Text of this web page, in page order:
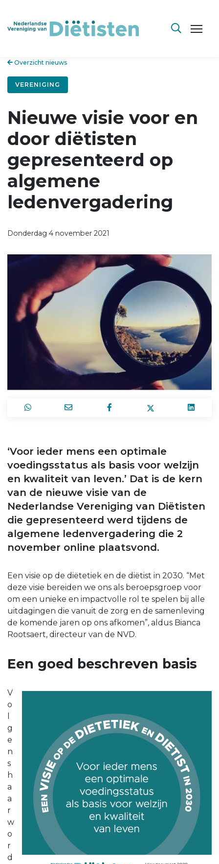
Overzicht nieuws
VERENIGING
Nieuwe visie voor en
door diëtisten
gepresenteerd op
algemene
ledenvergadering
Donderdag 4 november 2021
‘Voor ieder mens een optimale
voedingsstatus als basis voor welzijn
en kwaliteit van leven.’ Dat is de kern
van de nieuwe visie van de
Nederlandse Vereniging van Diëtisten
die gepresenteerd werd tijdens de
algemene ledenvergadering die 2
november online plaatsvond.
Een visie op de diëtetiek en de diëtist in 2030. “Met
deze visie bereiden we ons als beroepsgroep voor
om een unieke en impactvolle rol te spelen bij alle
uitdagingen die vanuit de zorg en de samenleving
de komende jaren op ons afkomen”, aldus Bianca
Rootsaert, directeur van de NVD.
Een goed beschreven basis
V
o
g
e
n
s
h
a
a
r
w
o
r
d